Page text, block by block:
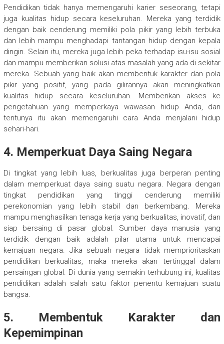
Pendidikan tidak hanya memengaruhi karier seseorang, tetapi
juga kualitas hidup secara keseluruhan. Mereka yang terdidik
dengan baik cenderung memiliki pola pikir yang lebih terbuka
dan lebih mampu menghadapi tantangan hidup dengan kepala
dingin. Selain itu, mereka juga lebih peka terhadap isu-isu sosial
dan mampu memberikan solusi atas masalah yang ada di sekitar
mereka. Sebuah yang baik akan membentuk karakter dan pola
pikir yang positif, yang pada gilirannya akan meningkatkan
kualitas hidup secara keseluruhan. Memberikan akses ke
pengetahuan yang memperkaya wawasan hidup Anda, dan
tentunya itu akan memengaruhi cara Anda menjalani hidup
sehari-hari.
4. Memperkuat Daya Saing Negara
Di tingkat yang lebih luas, berkualitas juga berperan penting
dalam memperkuat daya saing suatu negara. Negara dengan
tingkat pendidikan yang tinggi cenderung memiliki
perekonomian yang lebih stabil dan berkembang. Mereka
mampu menghasilkan tenaga kerja yang berkualitas, inovatif, dan
siap bersaing di pasar global. Sumber daya manusia yang
terdidik dengan baik adalah pilar utama untuk mencapai
kemajuan negara. Jika sebuah negara tidak memprioritaskan
pendidikan berkualitas, maka mereka akan tertinggal dalam
persaingan global. Di dunia yang semakin terhubung ini, kualitas
pendidikan adalah salah satu faktor penentu kemajuan suatu
bangsa.
5. Membentuk Karakter dan
Kepemimpinan